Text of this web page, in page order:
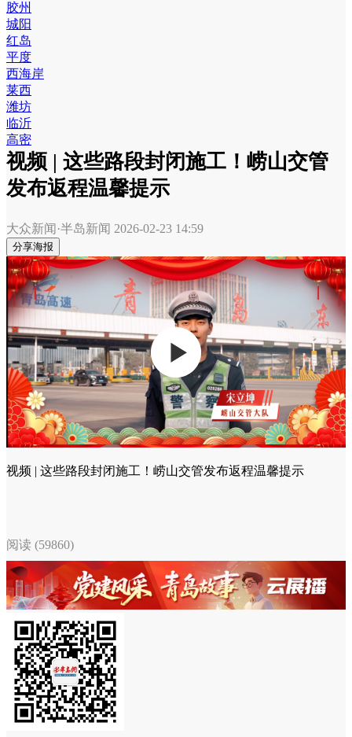
胶州
城阳
红岛
平度
西海岸
莱西
潍坊
临沂
高密
视频 | 这些路段封闭施工！崂山交管
发布返程温馨提示
大众新闻·半岛新闻 2026-02-23 14:59
分享海报
视频 | 这些路段封闭施工！崂山交管发布返程温馨提示
阅读 (59860)